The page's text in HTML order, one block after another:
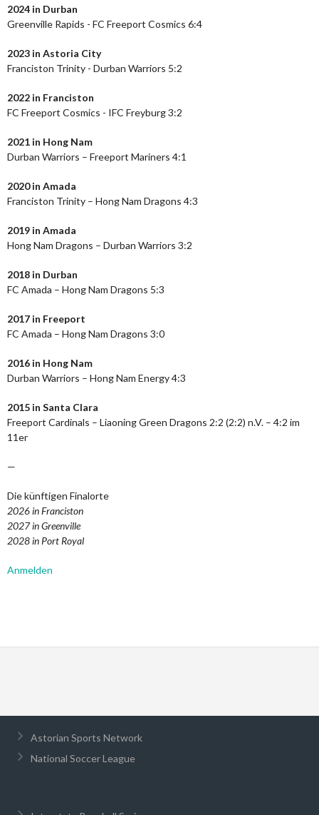
2024 in Durban
Greenville Rapids - FC Freeport Cosmics 6:4
2023 in Astoria City
Franciston Trinity - Durban Warriors 5:2
2022 in Franciston
FC Freeport Cosmics - IFC Freyburg 3:2
2021 in Hong Nam
Durban Warriors – Freeport Mariners 4:1
2020 in Amada
Franciston Trinity – Hong Nam Dragons 4:3
2019 in Amada
Hong Nam Dragons – Durban Warriors 3:2
2018 in Durban
FC Amada – Hong Nam Dragons 5:3
2017 in Freeport
FC Amada – Hong Nam Dragons 3:0
2016 in Hong Nam
Durban Warriors – Hong Nam Energy 4:3
2015 in Santa Clara
Freeport Cardinals – Liaoning Green Dragons 2:2 (2:2) n.V. – 4:2 im
11er
—
Die künftigen Finalorte
2026 in Franciston
2027 in Greenville
2028 in Port Royal
Anmelden
Astorian Sports Network
National Soccer League